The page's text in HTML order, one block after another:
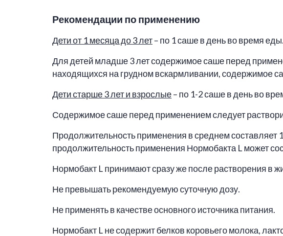
Рекомендации по применению
Дети от 1 месяца до 3 лет– по 1 саше в день во время еды.
Для детей младше 3 лет содержимое саше перед
находящихся на грудном вскармливании, содержимое
Дети старше 3 лет и взрослые– по 1-2 саше в день во
Содержимое саше перед применением следует
Продолжительность применения в среднем составляет
продолжительность применения Нормобакта L может
Нормобакт L принимают сразу же после растворения в
Не превышать рекомендуемую суточную дозу.
Не применять в качестве основного источника питания.
Нормобакт L не содержит белков коровьего молока,